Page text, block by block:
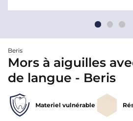
Beris
Mors à aiguilles
de langue - Beris
Materiel vulnérable